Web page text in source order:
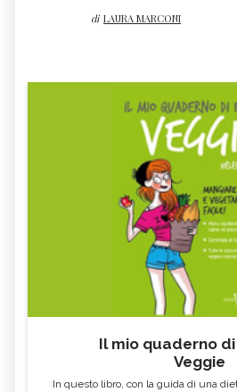
di LAURA MARCONI
Il mio quaderno
Veggie
In questo libro, con la guida di una